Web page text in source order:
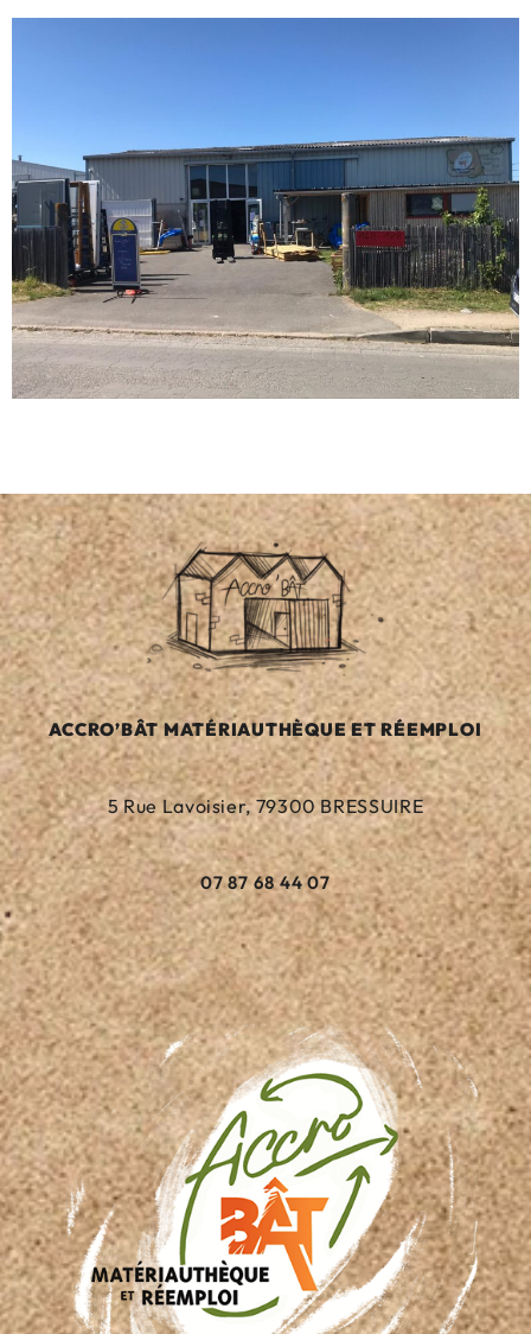
ACCRO’BÂT MATÉRIAUTHÈQUE ET RÉEMPLOI
5 Rue Lavoisier, 79300 BRESSUIRE
07 87 68 44 07